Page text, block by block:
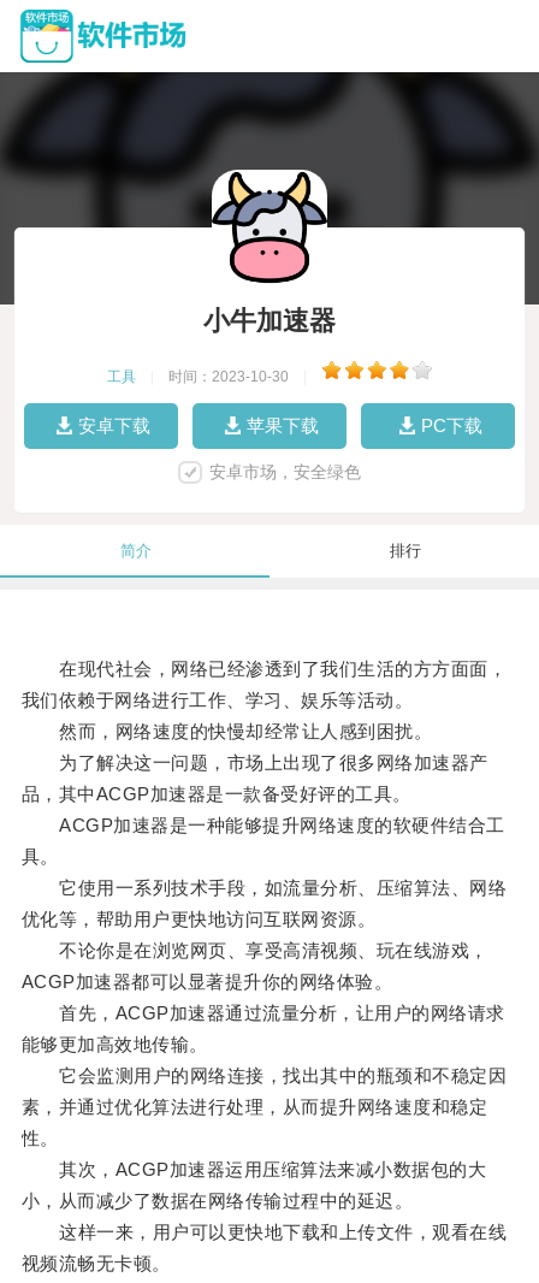
小牛加速器
工具 时间：2023-10-30
安卓下载 苹果下载 PC下载
安卓市场，安全绿色
简介 排行
在现代社会，网络已经渗透到了我们生活的方方面面，
我们依赖于网络进行工作、学习、娱乐等活动。
然而，网络速度的快慢却经常让人感到困扰。
为了解决这一问题，市场上出现了很多网络加速器产
品，其中ACGP加速器是一款备受好评的工具。
ACGP加速器是一种能够提升网络速度的软硬件结合工
具。
它使用一系列技术手段，如流量分析、压缩算法、网络
优化等，帮助用户更快地访问互联网资源。
不论你是在浏览网页、享受高清视频、玩在线游戏，
ACGP加速器都可以显著提升你的网络体验。
首先，ACGP加速器通过流量分析，让用户的网络请求
能够更加高效地传输。
它会监测用户的网络连接，找出其中的瓶颈和不稳定因
素，并通过优化算法进行处理，从而提升网络速度和稳定
性。
其次，ACGP加速器运用压缩算法来减小数据包的大
小，从而减少了数据在网络传输过程中的延迟。
这样一来，用户可以更快地下载和上传文件，观看在线
视频流畅无卡顿。